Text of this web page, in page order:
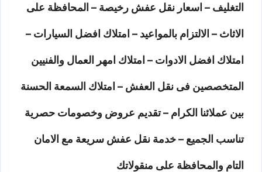
التغليف – اسعار نقل عفش رخيصة – المحافظة على
الاثاث – الالتزام بالمواعيد – امتلاك افضل السيارات –
امتلاك افضل الادوات – امتلاك امهر العمال والفنيين
المتخصصين فى نقل العفش – امتلاك السمعة الحسنة
بين عملائنا الكرام – تقديم عروض وخصومات حصرية
تناسب الجميع – خدمة نقل عفش سريعة مع الامان
التام والمحافظة على منقولاتك